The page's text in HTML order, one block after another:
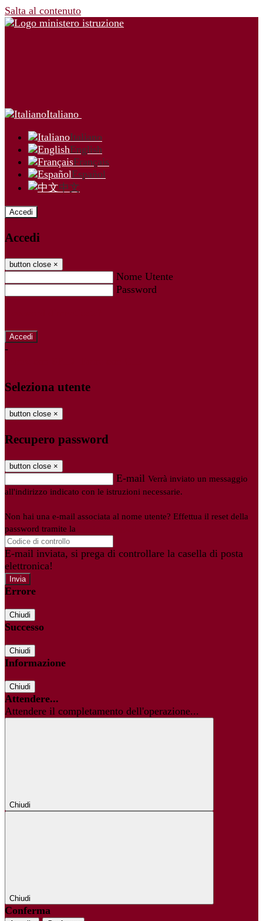
Salta al contenuto
Italiano
Italiano
English
Français
Español
中文
Accedi
Accedi
button close ×
Nome Utente
Password
-
Seleziona utente
button close ×
Recupero password
button close ×
E-mail Verrà inviato un messaggio
all'indirizzo indicato con le istruzioni necessarie.
Non hai una e-mail associata al nome utente? Effettua il reset della
password tramite la
E-mail inviata, si prega di controllare la casella di posta
elettronica!
Errore
Chiudi
Successo
Chiudi
Informazione
Chiudi
Attendere...
Attendere il completamento dell'operazione...
Chiudi
Chiudi
Conferma